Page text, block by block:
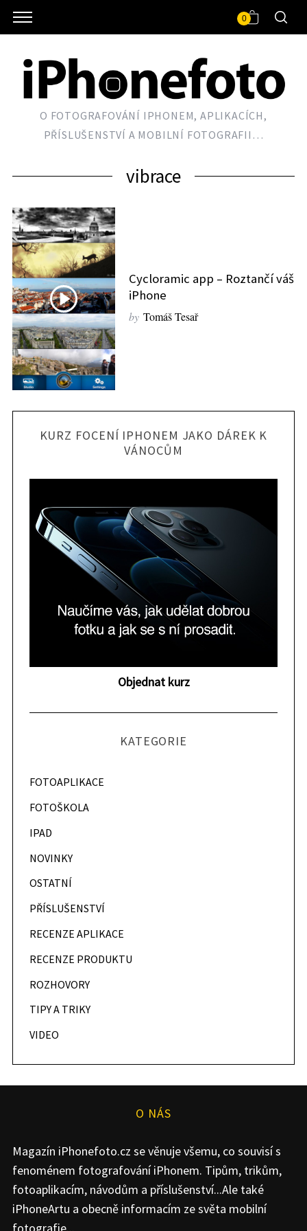
0
O FOTOGRAFOVÁNÍ IPHONEM, APLIKACÍCH,
PŘÍSLUŠENSTVÍ A MOBILNÍ FOTOGRAFII…
vibrace
Cycloramic app – Roztančí váš
iPhone
by Tomáš Tesař
KURZ FOCENÍ IPHONEM JAKO DÁREK K
VÁNOCŮM
Objednat kurz
KATEGORIE
FOTOAPLIKACE
FOTOŠKOLA
IPAD
NOVINKY
OSTATNÍ
PŘÍSLUŠENSTVÍ
RECENZE APLIKACE
RECENZE PRODUKTU
ROZHOVORY
TIPY A TRIKY
VIDEO
O NÁS
Magazín iPhonefoto.cz se věnuje všemu, co souvisí s
fenoménem fotografování iPhonem. Tipům, trikům,
fotoaplikacím, návodům a příslušenství...Ale také
iPhoneArtu a obecně informacím ze světa mobilní
fotografie...
h
r